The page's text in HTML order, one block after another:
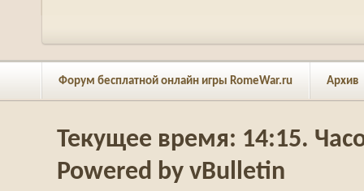
Форум бесплатной онлайн игры RomeWar.ru Архив
Текущее время: 14:15.
Powered by vBulletin